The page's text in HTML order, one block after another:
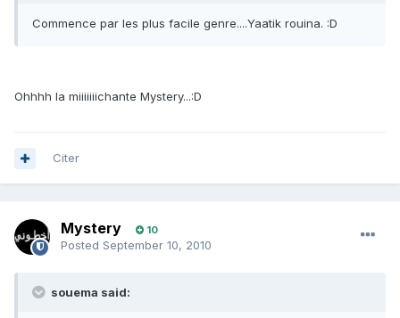
Commence par les plus facile genre....Yaatik rouina. :D
Ohhhh la miiiiiiichante Mystery...:D
Citer
Mystery 10
Posted September 10, 2010
souema said: